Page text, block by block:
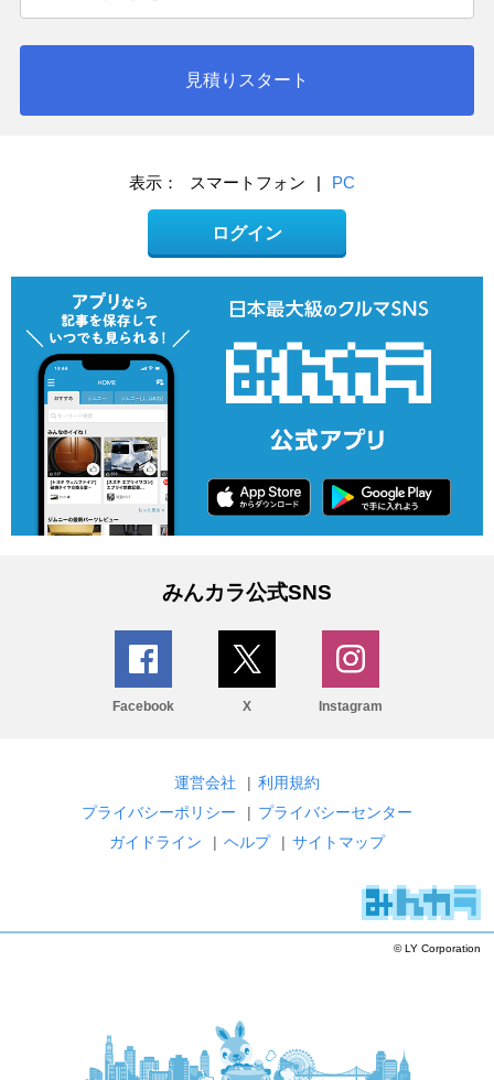
見積りスタート
表示： スマートフォン | PC
ログイン
みんカラ公式SNS
Facebook X Instagram
運営会社 | 利用規約
プライバシーポリシー
| プライバシーセンター
ガイドライン
| ヘルプ | サイトマップ
© LY Corporation